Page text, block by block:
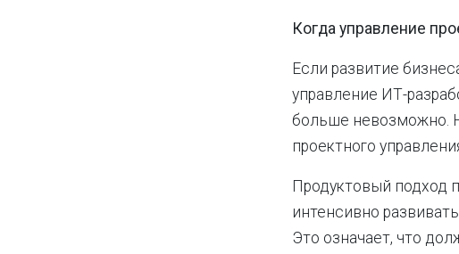
Когда управление
Если развитие
управление ИТ-
больше невозможно.
проектного
Продуктовый подход
интенсивно
Это означает, что